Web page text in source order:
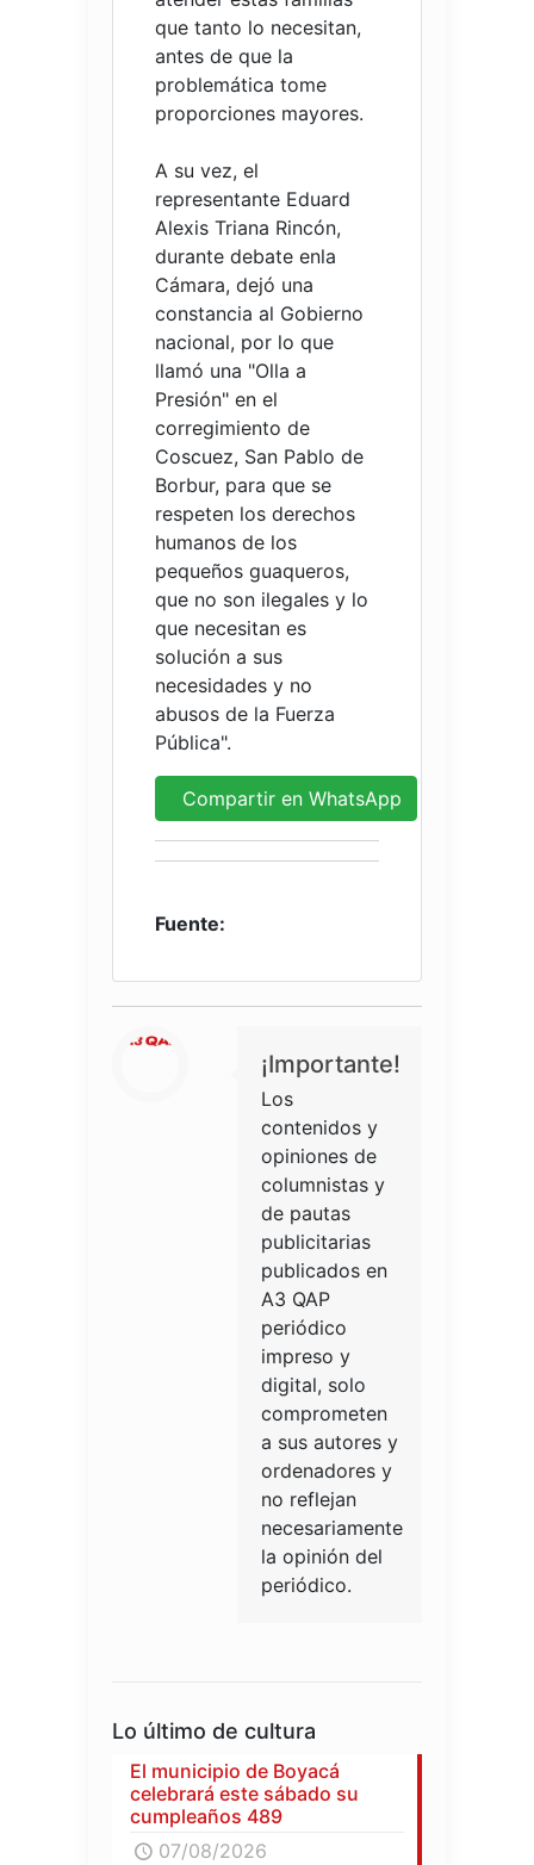
que tanto lo necesitan,
antes de que la
problemática tome
proporciones mayores.
A su vez, el
representante Eduard
Alexis Triana Rincón,
durante debate enla
Cámara, dejó una
constancia al Gobierno
nacional, por lo que
llamó una "Olla a
Presión" en el
corregimiento de
Coscuez, San Pablo de
Borbur, para que se
respeten los derechos
humanos de los
pequeños guaqueros,
que no son ilegales y lo
que necesitan es
solución a sus
necesidades y no
abusos de la Fuerza
Pública".
Compartir en WhatsApp
Fuente:
¡Importante!
Los
contenidos y
opiniones de
columnistas y
de pautas
publicitarias
publicados en
A3 QAP
periódico
impreso y
digital, solo
comprometen
a sus autores y
ordenadores y
no reflejan
necesariamente
la opinión del
periódico.
Lo último de cultura
El municipio de Boyacá
celebrará este sábado su
cumpleaños 489
07/08/2026